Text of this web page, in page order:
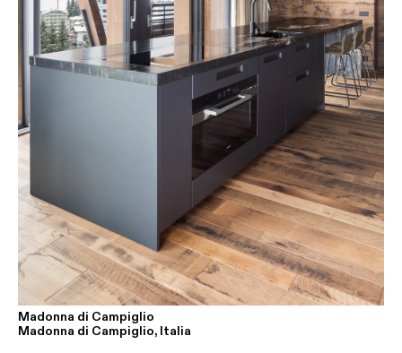
Madonna di Campiglio
Madonna di Campiglio, Italia